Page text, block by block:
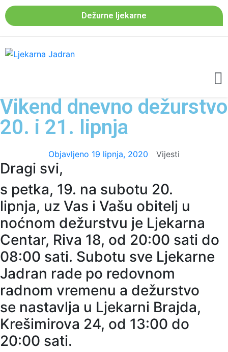
Dežurne ljekarne
Vikend dnevno dežurstvo
20. i 21. lipnja
Objavljeno 19 lipnja, 2020 Vijesti
Dragi svi,
s petka, 19. na subotu 20.
lipnja, uz Vas i Vašu obitelj u
noćnom dežurstvu je Ljekarna
Centar, Riva 18, od 20:00 sati do
08:00 sati. Subotu sve Ljekarne
Jadran rade po redovnom
radnom vremenu a dežurstvo
se nastavlja u Ljekarni Brajda,
Krešimirova 24, od 13:00 do
20:00 sati.